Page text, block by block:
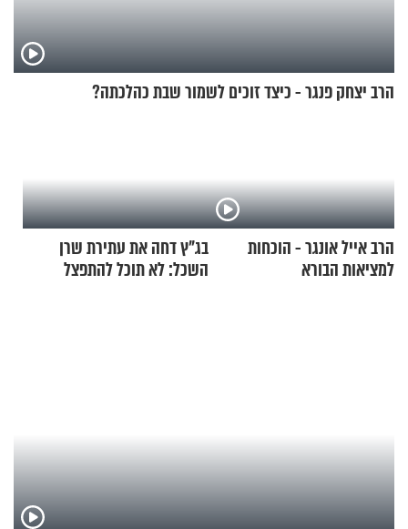
הרב יצחק פנגר - כיצד זוכים לשמור שבת כהלכתה?
הרב אייל אונגר - הוכחות
למציאות הבורא
בג"ץ דחה את עתירת שרן
השכל: לא תוכל להתפצל